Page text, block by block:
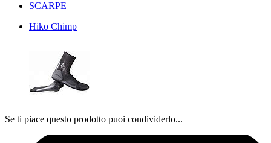
SCARPE
Hiko Chimp
Se ti piace questo prodotto puoi condividerlo...